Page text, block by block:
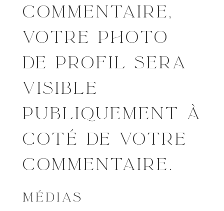
COMMENTAIRE,
VOTRE PHOTO
DE PROFIL SERA
VISIBLE
PUBLIQUEMENT À
COTÉ DE VOTRE
COMMENTAIRE.
MÉDIAS